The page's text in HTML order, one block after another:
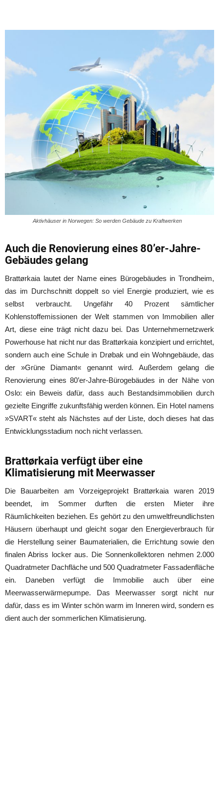
Aktivhäuser in Norwegen: So werden Gebäude zu Kraftwerken
Auch die Renovierung eines 80’er-Jahre-
Gebäudes gelang
Brattørkaia lautet der Name eines Bürogebäudes in Trondheim,
das im Durchschnitt doppelt so viel Energie produziert, wie es
selbst verbraucht. Ungefähr 40 Prozent sämtlicher
Kohlenstoffemissionen der Welt stammen von Immobilien aller
Art, diese eine trägt nicht dazu bei. Das Unternehmernetzwerk
Powerhouse hat nicht nur das Brattørkaia konzipiert und errichtet,
sondern auch eine Schule in Drøbak und ein Wohngebäude, das
der »Grüne Diamant« genannt wird. Außerdem gelang die
Renovierung eines 80’er-Jahre-Bürogebäudes in der Nähe von
Oslo: ein Beweis dafür, dass auch Bestandsimmobilien durch
gezielte Eingriffe zukunftsfähig werden können. Ein Hotel namens
»SVART« steht als Nächstes auf der Liste, doch dieses hat das
Entwicklungsstadium noch nicht verlassen.
Brattørkaia verfügt über eine
Klimatisierung mit Meerwasser
Die Bauarbeiten am Vorzeigeprojekt Brattørkaia waren 2019
beendet, im Sommer durften die ersten Mieter ihre
Räumlichkeiten beziehen. Es gehört zu den umweltfreundlichsten
Häusern überhaupt und gleicht sogar den Energieverbrauch für
die Herstellung seiner Baumaterialien, die Errichtung sowie den
finalen Abriss locker aus. Die Sonnenkollektoren nehmen 2.000
Quadratmeter Dachfläche und 500 Quadratmeter Fassadenfläche
ein. Daneben verfügt die Immobilie auch über eine
Meerwasserwärmepumpe. Das Meerwasser sorgt nicht nur
dafür, dass es im Winter schön warm im Inneren wird, sondern es
dient auch der sommerlichen Klimatisierung.